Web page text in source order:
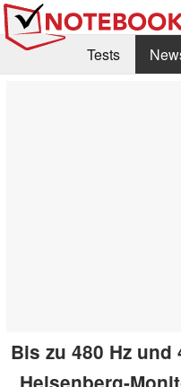
Tests
Bis zu 480 Hz